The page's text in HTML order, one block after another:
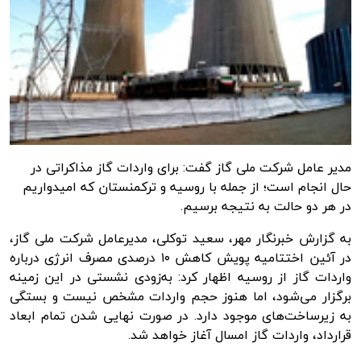
مدیر عامل شرکت ملی گاز گفت: برای واردات گاز مذاکراتی در
حال انجام است؛ از جمله با روسیه و ترکمنستان که امیدواریم
در هر دو حالت به نتیجه برسیم.
به گزارش خبرنگار مهر، سعید توکلی، مدیرعامل شرکت ملی گاز،
در آئین اختتامیه پویش کاهش ۱۰ درصدی مصرف انرژی درباره
واردات گاز از روسیه اظهار کرد: به‌زودی نشستی در این زمینه
برگزار می‌شود، اما هنوز حجم واردات مشخص نیست و بستگی
به زیرساخت‌های موجود دارد. در صورت نهایی شدن تمام ابعاد
قرارداد، واردات گاز امسال آغاز خواهد شد.